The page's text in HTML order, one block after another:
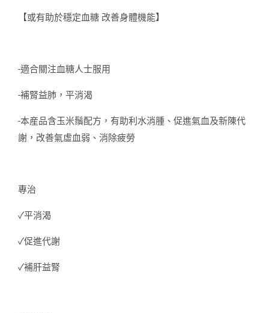
【或有助於穩定血糖 改善身體機能】
-適合關注血糖人士服用
-補腎益肺，平消渴
-本産品含玉米鬚配方，有助利水消腫、促進氣血及新陳代
謝，改善氣虛血弱、消除疲勞
專治
✓平消渴
✓促進代謝
✓補肝益腎